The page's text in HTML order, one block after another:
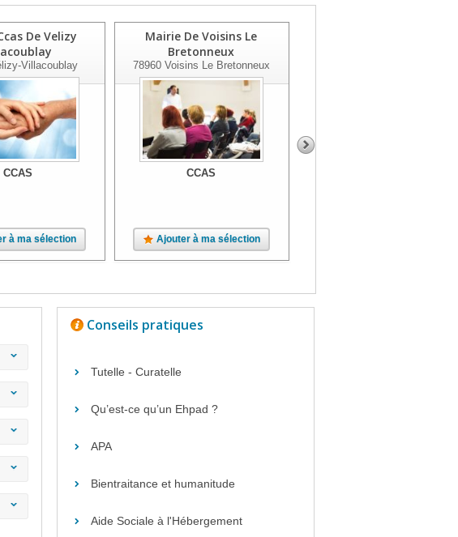
De Velizy
Villacoublay
CCAS
à ma sélection
Mairie De Voisins Le
Bretonneux
78960Voisins Le Bretonneux
CCAS
Ajouter à ma sélection
Conseils pratiques
Tutelle - Curatelle
Qu’est-ce qu’un Ehpad ?
APA
Bientraitance et humanitude
Aide Sociale à l'Hébergement